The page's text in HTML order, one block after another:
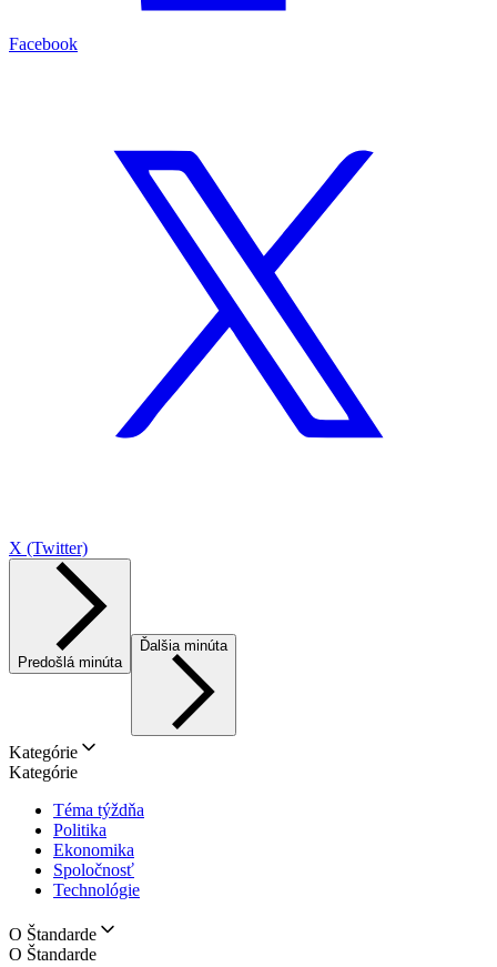
Facebook
X (Twitter)
Predošlá minúta
Ďalšia minúta
Kategórie
Kategórie
Téma týždňa
Politika
Ekonomika
Spoločnosť
Technológie
O Štandarde
O Štandarde